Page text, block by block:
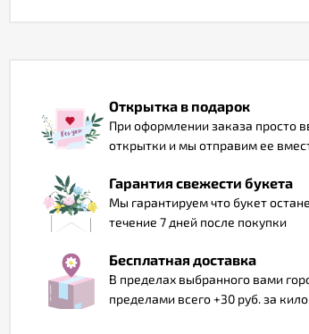
Открытка в подарок
При оформлении заказа просто
открытки и мы отправим ее
Гарантия свежести букета
Мы гарантируем что букет
течение 7 дней после покупки
Бесплатная доставка
В пределах выбранного вами
пределами всего +30 руб. за